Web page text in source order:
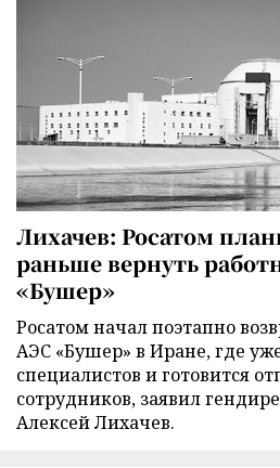
Лихачев: Росатом
раньше вернуть
«Бушер»
Росатом начал поэтапно
АЭС «Бушер» в Иране, где
специалистов и готовится
сотрудников, заявил
Алексей Лихачев.